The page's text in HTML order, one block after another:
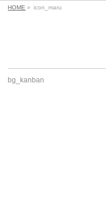
HOME » icon_maru
bg_kanban